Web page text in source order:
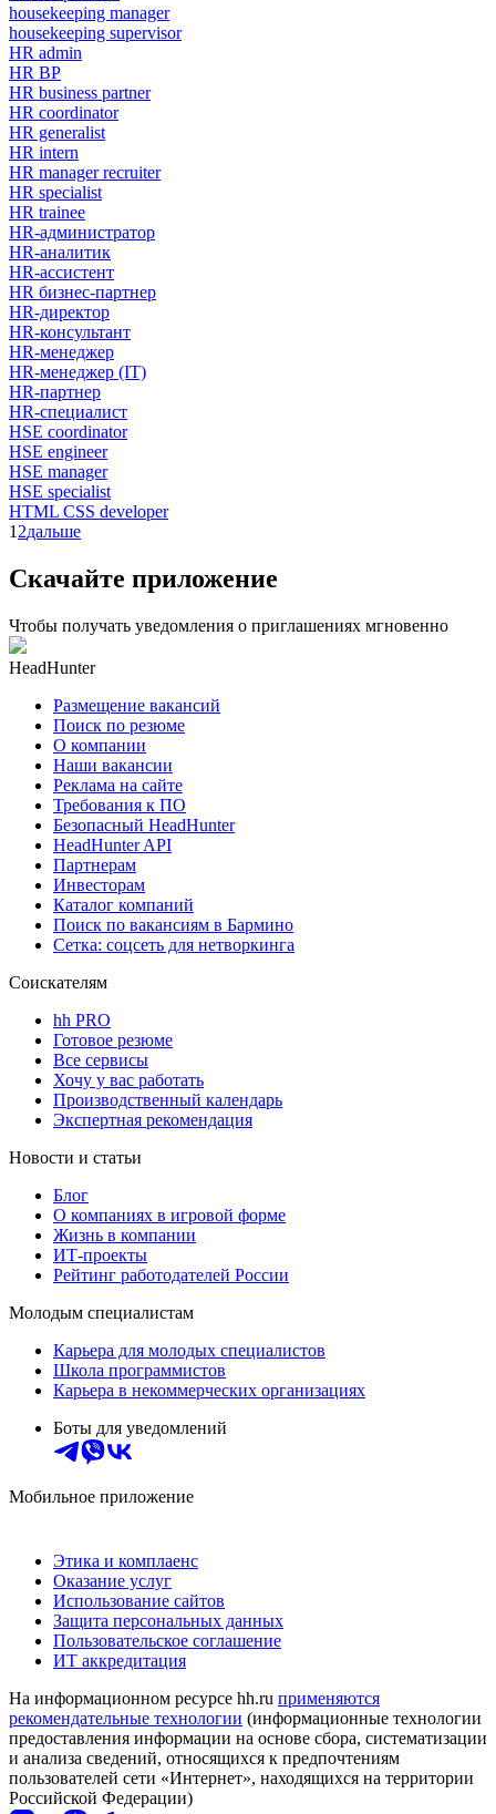
housekeeping manager
housekeeping supervisor
HR admin
HR BP
HR business partner
HR coordinator
HR generalist
HR intern
HR manager recruiter
HR specialist
HR trainee
HR-администратор
HR-аналитик
HR-ассистент
HR бизнес-партнер
HR-директор
HR-консультант
HR-менеджер
HR-менеджер (IT)
HR-партнер
HR-специалист
HSE coordinator
HSE engineer
HSE manager
HSE specialist
HTML CSS developer
1 2дальше
Скачайте приложение
Чтобы получать уведомления о приглашениях мгновенно
HeadHunter
Размещение вакансий
Поиск по резюме
О компании
Наши вакансии
Реклама на сайте
Требования к ПО
Безопасный HeadHunter
HeadHunter API
Партнерам
Инвесторам
Каталог компаний
Поиск по вакансиям в Бармино
Сетка: соцсеть для нетворкинга
Соискателям
hh PRO
Готовое резюме
Все сервисы
Хочу у вас работать
Производственный календарь
Экспертная рекомендация
Новости и статьи
Блог
О компаниях в игровой форме
Жизнь в компании
ИТ-проекты
Рейтинг работодателей России
Молодым специалистам
Карьера для молодых специалистов
Школа программистов
Карьера в некоммерческих организациях
Боты для уведомлений
Мобильное приложение
Этика и комплаенс
Оказание услуг
Использование сайтов
Защита персональных данных
Пользовательское соглашение
ИТ аккредитация
На информационном ресурсе hh.ru применяются
рекомендательные технологии (информационные технологии
предоставления информации на основе сбора, систематизации
и анализа сведений, относящихся к предпочтениям
пользователей сети «Интернет», находящихся на территории
Российской Федерации)